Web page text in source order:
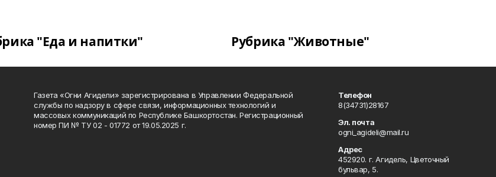
"Еда и напитки" Рубрика "Животные"
Газета «Огни Агидели» зарегистрирована в Управлении Федеральной
службы по надзору в сфере связи, информационных технологий и
массовых коммуникаций по Республике Башкортостан. Регистрационный
номер ПИ № ТУ 02 - 01772 от 19.05.2025 г.
Телефон
8(34731)28167
Эл. почта
ogni_agideli@mail.ru
Адрес
452920. г. Агидель, Цветочный
бульвар, 5.